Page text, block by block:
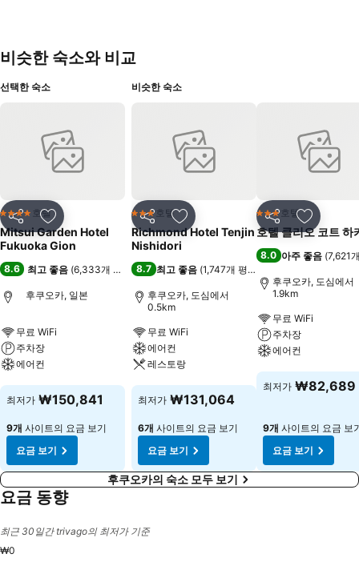
비슷한 숙소와 비교
선택한 숙소
공유 즐겨찾기에 추가
4 성급 호텔
Mitsui Garden Hotel
Fukuoka Gion
8.6 최고 좋음 (6,333개 평점)
후쿠오카, 일본
무료 WiFi
주차장
에어컨
요금 보기
최저가 ₩150,841
9개 사이트의 요금 보기
요금 보기
비슷한 숙소
공유 즐겨찾기에 추가
3 성급호텔
Richmond Hotel Tenjin
Nishidori
8.7 최고 좋음 (1,747개 평점
후쿠오카, 도심에서
0.5km
무료 WiFi
에어컨
레스토랑
요금 보기
최저가 ₩131,064
6개 사이트의 요금 보기
요금 보기
공유 즐겨찾기
3 성급호텔
호텔 클리오 코트 하
8.0 아주 좋음 (7,621
후쿠오카, 도심에서
1.9km
무료 WiFi
주차장
에어컨
요금 보기
최저가 ₩82,689
9개 사이트의 요금 보
요금 보기
후쿠오카의 숙소 모두 보기
요금 동향
최근 30일간 trivago의 최저가 기준
₩0